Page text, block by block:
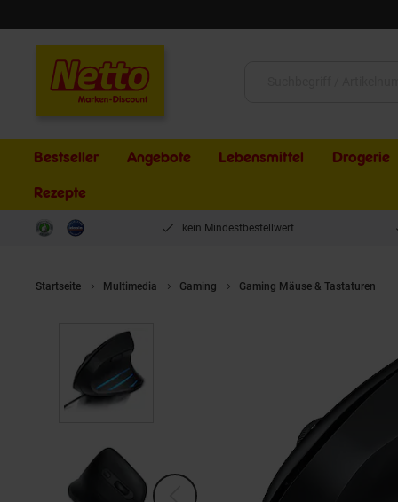
Bestseller Angebote Lebensmittel Drogerie
Rezepte
kein Mindestbestellwert
Startseite Multimedia Gaming Gaming Mäuse & Tastaturen